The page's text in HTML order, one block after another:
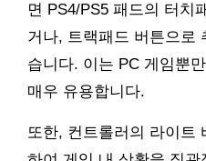
면 PS4/PS5 패드의 터치
거나, 트랙패드 버튼으로
습니다. 이는 PC 게임뿐
매우 유용합니다.
또한, 컨트롤러의 라이트